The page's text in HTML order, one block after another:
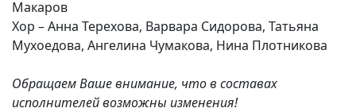
Макаров
Хор – Анна Терехова, Варвара Сидорова, Татьяна
Мухоедова, Ангелина Чумакова, Нина Плотникова
Обращаем Ваше внимание, что в составах
исполнителей возможны изменения!